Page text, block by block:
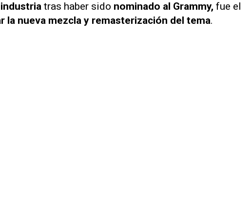
tras haber sido nominado al Grammy, fue el
la nueva mezcla y remasterización del tema.